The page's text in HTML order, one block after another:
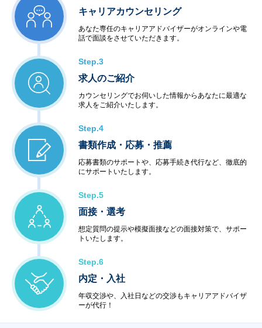
キャリアカウンセリング
あなた専任のキャリアアドバイザーがオンラインや電
話で面談をさせていただきます。
Step.3
求人のご紹介
カウンセリングでお伺いした情報からあなたに最適な
求人をご紹介いたします。
Step.4
書類作成・応募・推薦
応募書類のサポートや、応募手続き代行など、徹底的
にサポートいたします。
Step.5
面接・選考
想定質問の提示や模擬面接などの面接対策で、サポー
トいたします。
Step.6
内定・入社
年収交渉や、入社日などの交渉もキャリアアドバイザ
ーが代行！